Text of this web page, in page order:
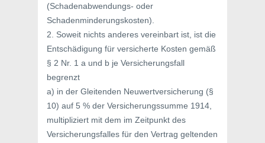
(Schadenabwendungs- oder
Schadenminderungskosten).
2. Soweit nichts anderes vereinbart ist, ist die
Entschädigung für versicherte Kosten gemäß
§ 2 Nr. 1 a und b je Versicherungsfall
begrenzt
a) in der Gleitenden Neuwertversicherung (§
10) auf 5 % der Versicherungssumme 1914,
multipliziert mit dem im Zeitpunkt des
Versicherungsfalles für den Vertrag geltenden